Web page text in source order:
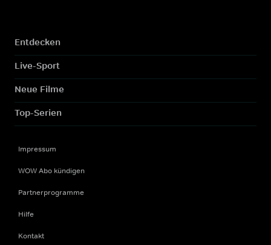
Entdecken
Live-Sport
Neue Filme
Top-Serien
Impressum
WOW Abo kündigen
Partnerprogramme
Hilfe
Kontakt